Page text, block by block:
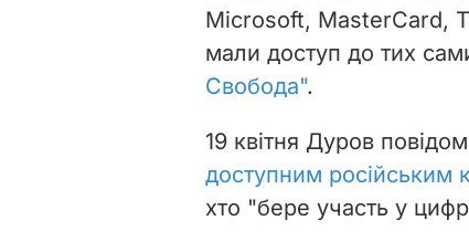
Microsoft, MasterCard,
мали доступ до тих
Свобода".
19 квітня Дуров
доступним російським
хто "бере участь у